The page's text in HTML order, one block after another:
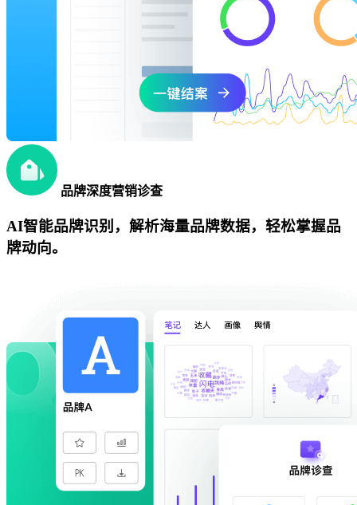
品牌深度营销诊查
AI智能品牌识别，解析海量品牌数据，轻松掌握品
牌动向。